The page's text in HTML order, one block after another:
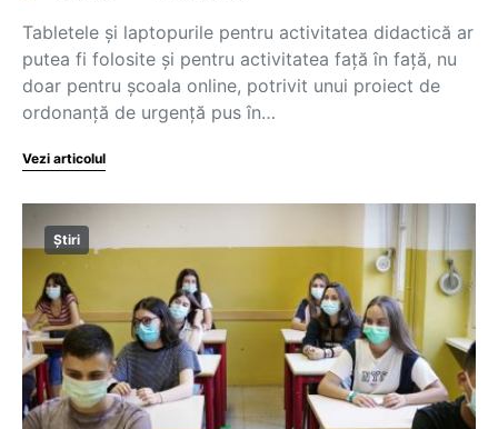
Tabletele și laptopurile pentru activitatea didactică ar
putea fi folosite și pentru activitatea față în față, nu
doar pentru școala online, potrivit unui proiect de
ordonanță de urgență pus în…
Vezi articolul
Știri